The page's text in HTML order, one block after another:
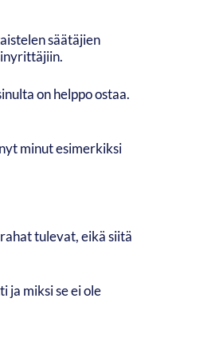
säätäjien
on helppo ostaa.
minut esimerkiksi
tulevat, eikä siitä
ja miksi se ei ole